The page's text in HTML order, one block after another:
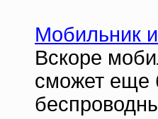
Мобильник
Вскоре
сможет еще